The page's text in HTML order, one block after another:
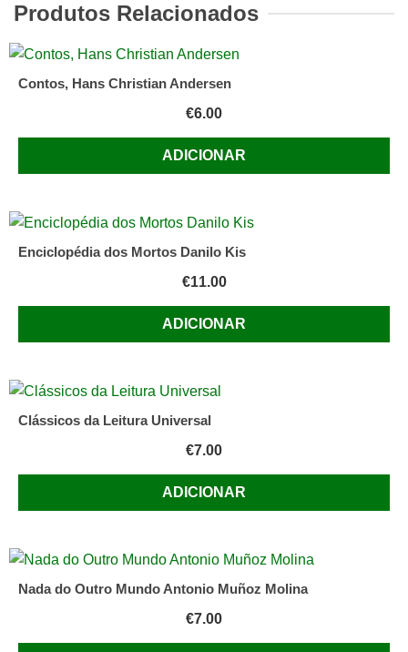
Jorge
Produtos Relacionados
Contos, Hans Christian Andersen
€6.00
ADICIONAR
Enciclopédia dos Mortos Danilo Kis
€11.00
ADICIONAR
Clássicos da Leitura Universal
€7.00
ADICIONAR
Nada do Outro Mundo Antonio Muñoz Molina
€7.00